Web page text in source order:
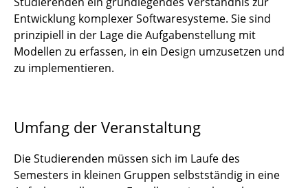
Entwicklung komplexer Softwaresysteme. Sie sind
prinzipiell in der Lage die Aufgabenstellung mit
Modellen zu erfassen, in ein Design umzusetzen und
zu implementieren.
Umfang der Veranstaltung
Die Studierenden müssen sich im Laufe des
Semesters in kleinen Gruppen selbstständig in eine